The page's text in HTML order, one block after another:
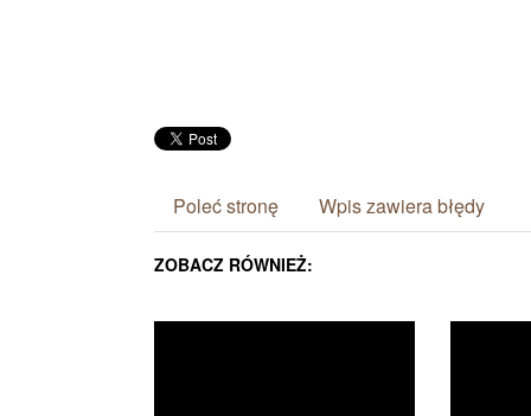
Poleć stronę Wpis zawiera błędy
ZOBACZ RÓWNIEŻ: